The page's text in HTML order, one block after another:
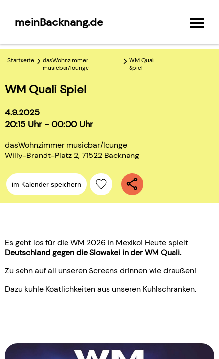
meinBacknang.de
Startseite
dasWohnzimmer
musicbar/lounge
WM Quali
Spiel
WM Quali Spiel
4.9.2025
20:15 Uhr - 00:00 Uhr
dasWohnzimmer musicbar/lounge
Willy-Brandt-Platz 2, 71522 Backnang
im Kalender speichern
Es geht los für die WM 2026 in Mexiko! Heute spielt
Deutschland gegen die Slowakei in der WM Quali.
Zu sehn auf all unseren Screens drinnen wie draußen!
Dazu kühle Köatlichkeiten aus unseren Kühlschränken.